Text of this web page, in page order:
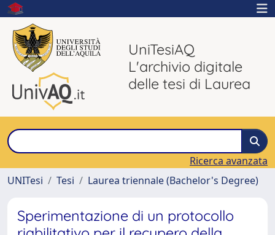
UniTesiAQ
L'archivio digitale
delle tesi di Laurea
Ricerca avanzata
UNITesi
Tesi Laurea triennale (Bachelor's Degree)
Sperimentazione di un protocollo